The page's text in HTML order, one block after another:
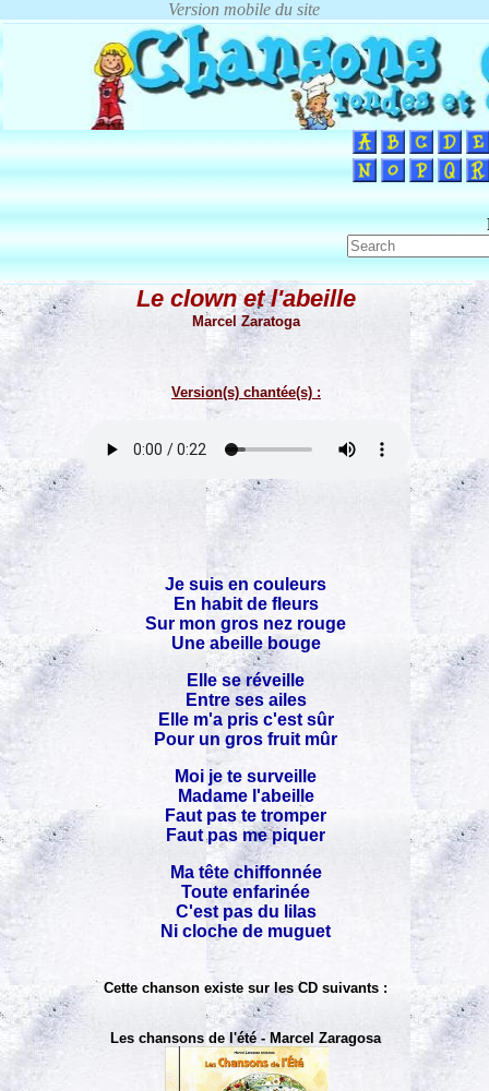
Le clown et l'abeille
Marcel Zaratoga
Version(s) chantée(s) :
Je suis en couleurs
En habit de fleurs
Sur mon gros nez rouge
Une abeille bouge
Elle se réveille
Entre ses ailes
Elle m'a pris c'est sûr
Pour un gros fruit mûr
Moi je te surveille
Madame l'abeille
Faut pas te tromper
Faut pas me piquer
Ma tête chiffonnée
Toute enfarinée
C'est pas du lilas
Ni cloche de muguet
Cette chanson existe sur les CD suivants :
Les chansons de l'été - Marcel Zaragosa